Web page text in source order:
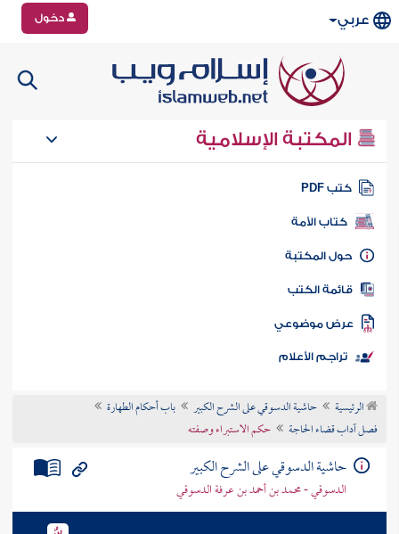
عربي دخول
المكتبة الإسلامية
كتب PDF
كتاب الأمة
المكتبة
الكتب
موضوعي
تراجم الأعلام
الرئيسية حاشية الدسوقي على الشرح الكبير
باب أحكام الطهارة
فصل آداب قضاء الحاجة
حكم الاستبراء وصفته
حاشية الدسوقي على الشرح الكبير
الدسوقي - محمد بن أحمد بن عرفة الدسوقي